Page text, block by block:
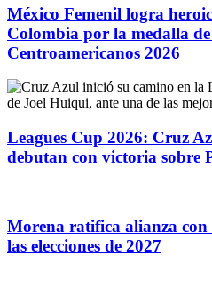
México Femenil logra
Colombia por la medalla
Centroamericanos 2026
Leagues Cup 2026: Cruz
debutan con victoria sobre
Morena ratifica alianza
las elecciones de 2027